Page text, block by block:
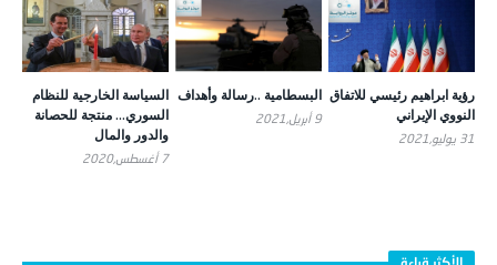
رؤية ابراهيم رئيسي للاتفاق
النووي الإيراني
31 يوليو,2021
البسطامية ..رسالة وأهداف
9 أبريل,2021
السياسة الخارجية للنظام
السوري… منتجة للحصانة
والدور والمال
7 أغسطس,2020